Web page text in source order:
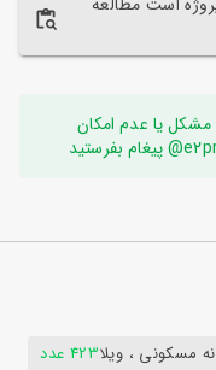
مشکل یا عدم امکان
مسکونی ، ویلا423 عدد